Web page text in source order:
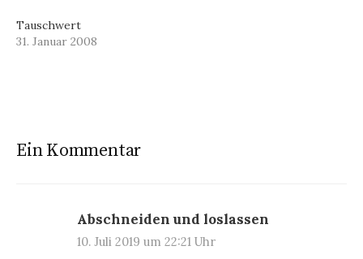
Tauschwert
31. Januar 2008
Ein Kommentar
Abschneiden und loslassen
10. Juli 2019 um 22:21 Uhr